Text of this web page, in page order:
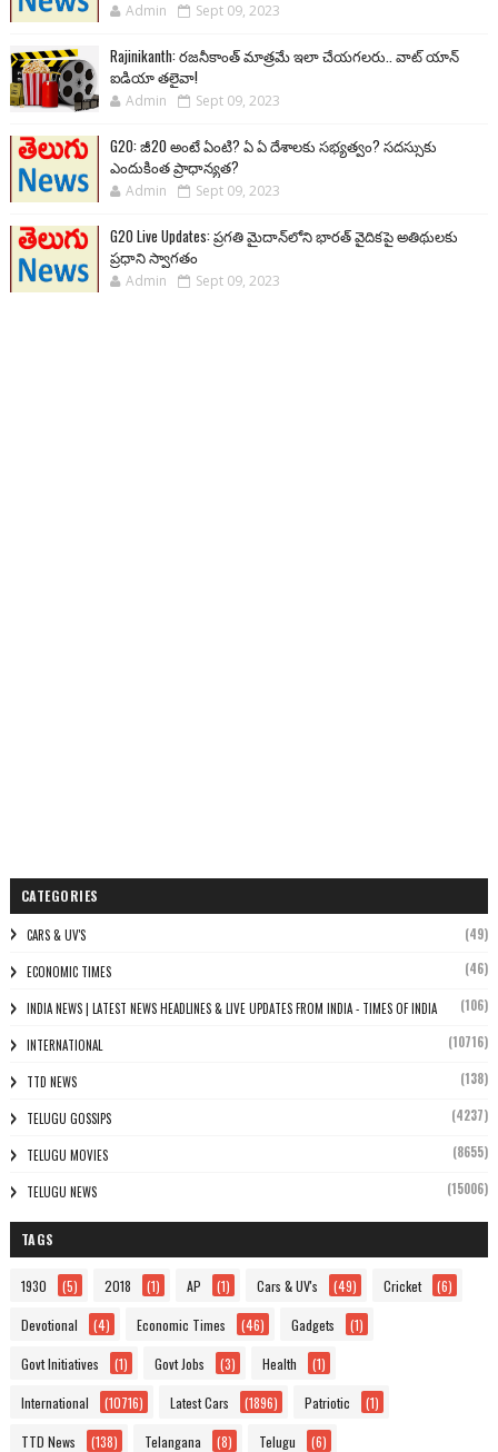
Admin Sept 09, 2023
Rajinikanth: రజనీకాంత్ మాత్రమే ఇలా చేయగలరు.. వాట్ యాన్
ఐడియా తలైవా!
Admin Sept 09, 2023
G20: జీ20 అంటే ఏంటి? ఏ ఏ దేశాలకు సభ్యత్వం? సదస్సుకు
ఎందుకింత ప్రాధాన్యత?
Admin Sept 09, 2023
G20 Live Updates: ప్రగతి మైదాన్‌లోని భారత్ వైదికపై అతిథులకు
ప్రధాని స్వాగతం
Admin Sept 09, 2023
CATEGORIES
CARS & UV'S (49)
ECONOMIC TIMES (46)
INDIA NEWS | LATEST NEWS HEADLINES & LIVE UPDATES FROM INDIA - TIMES OF INDIA (106)
INTERNATIONAL (10716)
TTD NEWS (138)
TELUGU GOSSIPS (4237)
TELUGU MOVIES (8655)
TELUGU NEWS (15006)
TAGS
1930 (5) 2018 (1) AP (1) Cars & UV's (49) Cricket (6)
Devotional (4) Economic Times (46) Gadgets (1)
Govt Initiatives (1) Govt Jobs (3) Health (1)
International (10716) Latest Cars (1896) Patriotic (1)
TTD News (138) Telangana (8) Telugu (6)